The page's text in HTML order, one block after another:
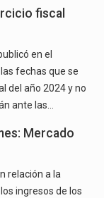
fiscal
en el
fechas que se
del año 2024 y no
ante las…
Mercado
relación a la
ingresos de los